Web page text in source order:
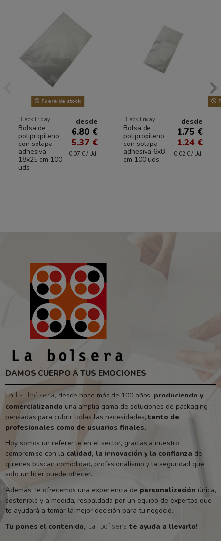
Fuera de stock
Black Friday
Bolsa de
polipropileno
con solapa
adhesiva
18x25 cm 100
uds
desde
6.80 €
5.37 €
0.07 € / Ud.
Black Friday
Bolsa de
polipropileno
con solapa
adhesiva 6x8
cm 100 uds
desde
1.75 €
1.24 €
0.02 € / Ud.
DAMOS CUERPO A TUS EMOCIONES
En La bolsera , desde hace más de 100 años, produciendo y
comercializando una amplia gama de soluciones de packaging
pensadas para cubrir todas las necesidades, tanto de
profesionales como de usuarios finales.
Hoy somos un referente en el sector, gracias a nuestro
compromiso con la calidad, la innovación y la confianza de
quienes buscan comodidad, profesionalismo y la seguridad que
solo un líder puede ofrecer.
Además, te ofrecemos una experiencia de personalización única,
sostenible y a medida, respaldada por un equipo de expertos que
te ayudará a tomar la mejor decisión para tu negocio.
Tu pones el contenido, La bolsera te ayuda a llevarlo!